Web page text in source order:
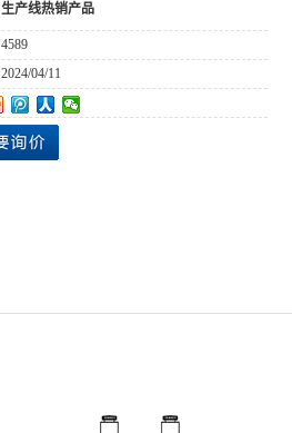
生产线热销产品
4589
2024/04/11